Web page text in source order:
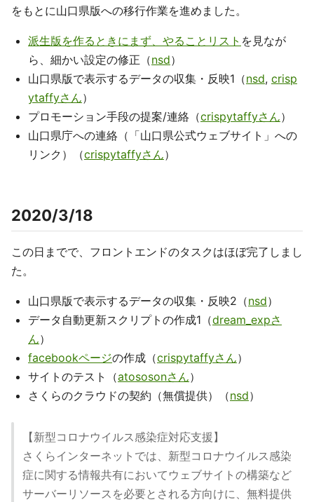
をもとに山口県版への移行作業を進めました。
派生版を作るときにまず、やることリスト を見なが
ら、細かい設定の修正（nsd）
山口県版で表示するデータの収集・反映1（nsd, crisp
ytaffyさん）
プロモーション手段の提案/連絡（crispytaffyさん）
山口県庁への連絡（「山口県公式ウェブサイト」への
リンク）（crispytaffyさん）
2020/3/18
この日までで、フロントエンドのタスクはほぼ完了しまし
た。
山口県版で表示するデータの収集・反映2（nsd）
データ自動更新スクリプトの作成1（dream_expさ
ん）
facebookページの作成（crispytaffyさん）
サイトのテスト（atososonさん）
さくらのクラウドの契約（無償提供）（nsd）
【新型コロナウイルス感染症対応支援】
さくらインターネットでは、新型コロナウイルス感染
症に関する情報共有においてウェブサイトの構築など
サーバーリソースを必要とされる方向けに、無料提供